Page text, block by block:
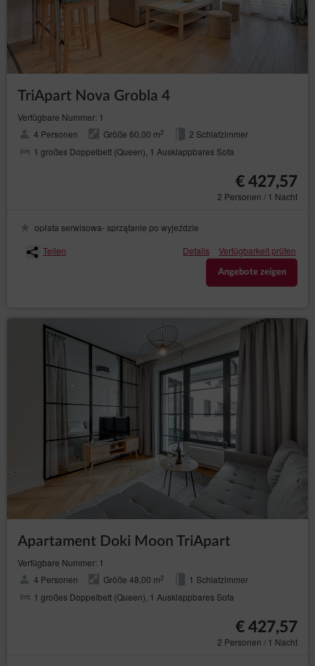
TriApart Nova Grobla 4
Verfügbare Nummer: 1
4 Personen
Größe 60,00 m2
2 Schlafzimmer
1 großes Doppelbett (Queen), 1 Ausklappbares Sofa
€ 427,57
2 Personen / 1 Nacht
opłata serwisowa- sprzątanie po wyjeździe
Teilen
Details Verfügbarkeit prüfen
Angebote zeigen
Apartament Doki Moon TriApart
Verfügbare Nummer: 1
4 Personen
Größe 48,00 m2
1 Schlafzimmer
1 großes Doppelbett (Queen), 1 Ausklappbares Sofa
€ 427,57
2 Personen / 1 Nacht